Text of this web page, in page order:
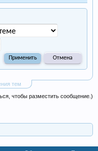
тем
чтобы разместить сообщение.)